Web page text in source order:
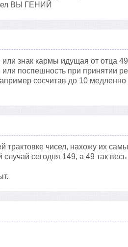
ВЫ ГЕНИЙ
знак кармы идущая от отца
или поспешность при принятии
сосчитав до 10
трактовке чисел, нахожу их
сегодня 149, а 49 так